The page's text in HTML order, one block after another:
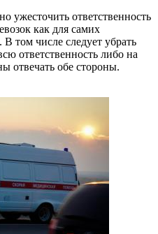
ужесточить ответственность
как для самих
том числе следует убрать
ответственность либо на
отвечать обе стороны.